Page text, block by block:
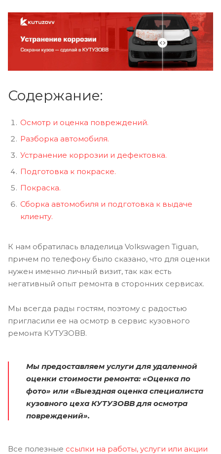
Содержание:
Осмотр и оценка повреждений.
Разборка автомобиля.
Устранение коррозии и дефектовка.
Подготовка к покраске.
Покраска.
Сборка автомобиля и подготовка к выдаче
клиенту.
К нам обратилась владелица Volkswagen Tiguan,
причем по телефону было сказано, что для оценки
нужен именно личный визит, так как есть
негативный опыт ремонта в сторонних сервисах.
Мы всегда рады гостям, поэтому с радостью
пригласили ее на осмотр в сервис кузовного
ремонта КУТУЗОВВ.
Мы предоставляем услуги для удаленной
оценки стоимости ремонта: «Оценка по
фото» или «Выездная оценка специалиста
кузовного цеха КУТУЗОВВ для осмотра
повреждений».
Все полезные ссылки на работы, услуги или акции